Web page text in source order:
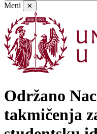
Meni ✕
Održano
takmičenja